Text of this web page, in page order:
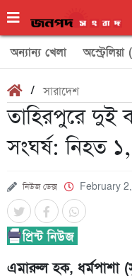
অন্যান্য খেলা
/সারাদেশ
তাহিরপুরে দুই
সংঘর্ষ:
নিউজ ডেক্স February
এমারুল হক, ধর্মপাশা